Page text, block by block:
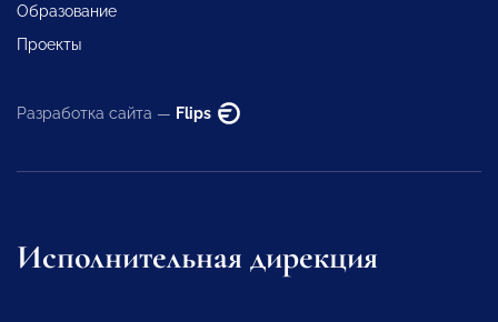
Образование
Проекты
Разработка сайта — Flips
Исполнительная дирекция